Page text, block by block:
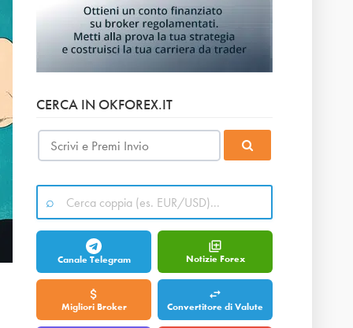
CERCA IN OKFOREX.IT
Canale Telegram Notizie Forex
Migliori Broker Convertitore di Valute